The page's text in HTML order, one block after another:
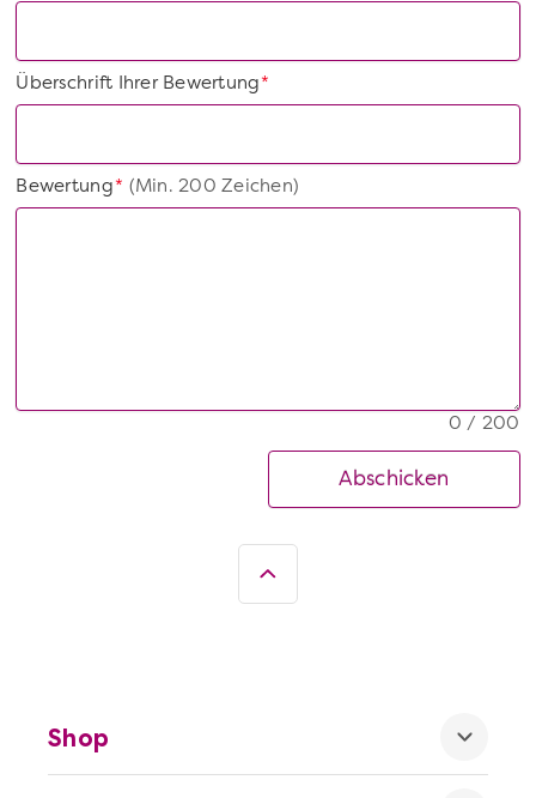
*
Überschrift Ihrer Bewertung
*
Bewertung(Min. 200 Zeichen)
0 / 200
Abschicken
Shop